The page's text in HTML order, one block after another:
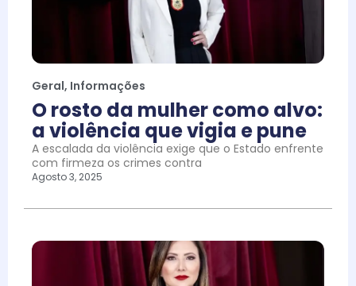
Geral, Informações
O rosto da mulher como alvo:
a violência que vigia e pune
A escalada da violência exige que o Estado enfrente
com firmeza os crimes contra
Agosto 3, 2025